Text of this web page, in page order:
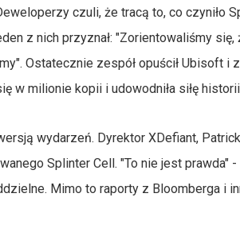
czuli, że tracą to, co czyniło
z nich przyznał: "Zorientowaliśmy się,
Ostatecznie zespół opuścił Ubisoft i
w milionie kopii i udowodniła siłę
wydarzeń. Dyrektor XDefiant, Patrick
Splinter Cell. "To nie jest prawda" -
Mimo to raporty z Bloomberga i